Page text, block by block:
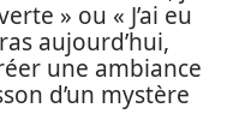
» ou « J’ai eu
aujourd’hui,
une ambiance
d’un mystère